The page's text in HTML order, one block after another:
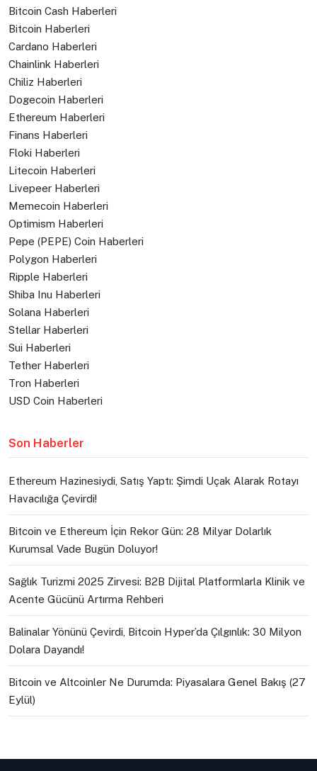
Bitcoin Cash Haberleri
Bitcoin Haberleri
Cardano Haberleri
Chainlink Haberleri
Chiliz Haberleri
Dogecoin Haberleri
Ethereum Haberleri
Finans Haberleri
Floki Haberleri
Litecoin Haberleri
Livepeer Haberleri
Memecoin Haberleri
Optimism Haberleri
Pepe (PEPE) Coin Haberleri
Polygon Haberleri
Ripple Haberleri
Shiba Inu Haberleri
Solana Haberleri
Stellar Haberleri
Sui Haberleri
Tether Haberleri
Tron Haberleri
USD Coin Haberleri
Son Haberler
Ethereum Hazinesiydi, Satış Yaptı: Şimdi Uçak Alarak Rotayı
Havacılığa Çevirdi!
Bitcoin ve Ethereum İçin Rekor Gün: 28 Milyar Dolarlık
Kurumsal Vade Bugün Doluyor!
Sağlık Turizmi 2025 Zirvesi: B2B Dijital Platformlarla Klinik ve
Acente Gücünü Artırma Rehberi
Balinalar Yönünü Çevirdi, Bitcoin Hyper’da Çılgınlık: 30 Milyon
Dolara Dayandı!
Bitcoin ve Altcoinler Ne Durumda: Piyasalara Genel Bakış (27
Eylül)